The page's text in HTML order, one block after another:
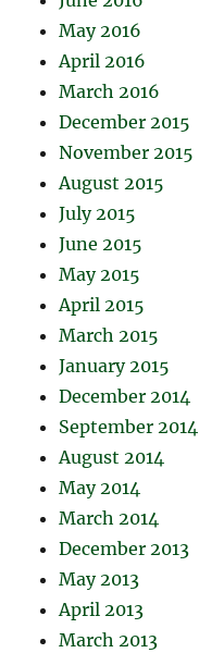
May 2016
April 2016
March 2016
December 2015
November 2015
August 2015
July 2015
June 2015
May 2015
April 2015
March 2015
January 2015
December 2014
September 2014
August 2014
May 2014
March 2014
December 2013
May 2013
April 2013
March 2013